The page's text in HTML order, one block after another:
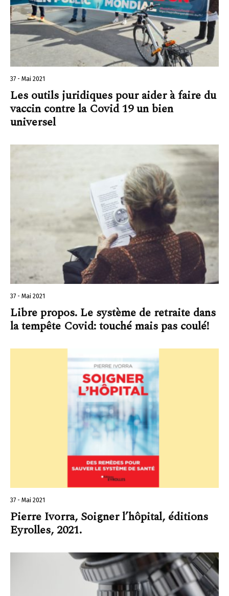
37 - Mai 2021
Les outils juridiques pour aider à faire du
vaccin contre la Covid 19 un bien
universel
37 - Mai 2021
Libre propos. Le système de retraite dans
la tempête Covid: touché mais pas coulé!
37 - Mai 2021
Pierre Ivorra, Soigner l’hôpital, éditions
Eyrolles, 2021.